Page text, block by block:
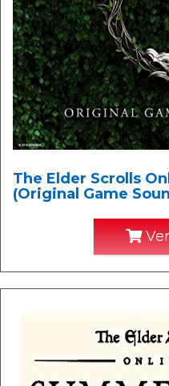
The Elder Scrolls
(Original Game